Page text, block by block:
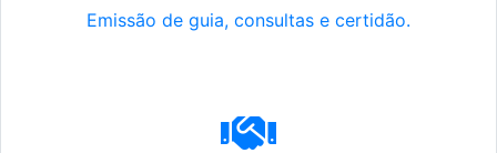
Emissão de guia, consultas e certidão.